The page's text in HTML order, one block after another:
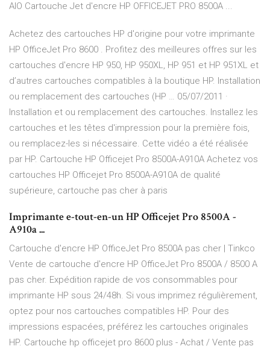
AIO Cartouche Jet d'encre HP OFFICEJET PRO 8500A ...
Achetez des cartouches HP d'origine pour votre imprimante
HP OfficeJet Pro 8600 . Profitez des meilleures offres sur les
cartouches d'encre HP 950, HP 950XL, HP 951 et HP 951XL et
d’autres cartouches compatibles à la boutique HP. Installation
ou remplacement des cartouches (HP … 05/07/2011 ·
Installation et ou remplacement des cartouches. Installez les
cartouches et les têtes d'impression pour la première fois,
ou remplacez-les si nécessaire. Cette vidéo a été réalisée
par HP. Cartouche HP Officejet Pro 8500A-A910A Achetez vos
cartouches HP Officejet Pro 8500A-A910A de qualité
supérieure, cartouche pas cher à paris
Imprimante e-tout-en-un HP Officejet Pro 8500A -
A910a ...
Cartouche d'encre HP OfficeJet Pro 8500A pas cher | Tinkco
Vente de cartouche d'encre HP OfficeJet Pro 8500A / 8500 A
pas cher. Expédition rapide de vos consommables pour
imprimante HP sous 24/48h. Si vous imprimez régulièrement,
optez pour nos cartouches compatibles HP. Pour des
impressions espacées, préférez les cartouches originales
HP. Cartouche hp officejet pro 8600 plus - Achat / Vente pas